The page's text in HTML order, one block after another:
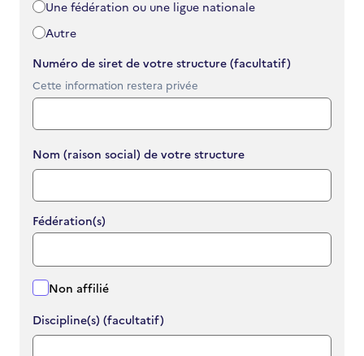
Une fédération ou une ligue nationale
Autre
Numéro de siret de votre structure (facultatif)
Cette information restera privée
Nom (raison social) de votre structure
Fédération(s)
Non affilié
Discipline(s) (facultatif)